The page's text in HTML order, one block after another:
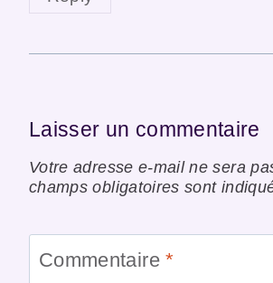
Laisser un commentaire
Votre adresse e-mail ne sera
champs obligatoires sont
Commentaire*